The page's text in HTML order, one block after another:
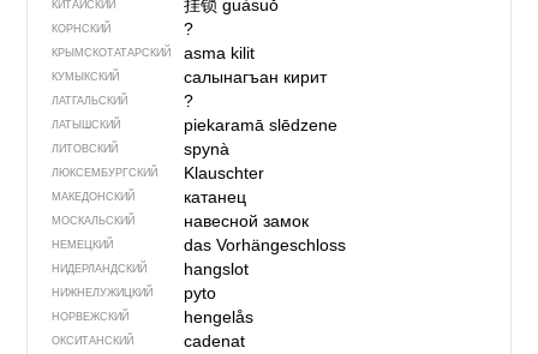
КИТАЙСКИЙ 挂锁guàsuǒ
КОРНСКИЙ ?
КРЫМСКО­ТАТАРСКИЙ asma kilit
КУМЫКСКИЙ салынагъан кирит
ЛАТГАЛЬСКИЙ ?
ЛАТЫШСКИЙ piekaramā slēdzene
ЛИТОВСКИЙ spynà
ЛЮКСЕМБУРГСКИЙ Klauschter
МАКЕДОНСКИЙ катанец
МОСКАЛЬСКИЙ навесной замок
НЕМЕЦКИЙ das Vorhängeschloss
НИДЕРЛАНДСКИЙ hangslot
НИЖНЕЛУЖИЦКИЙ pyto
НОРВЕЖСКИЙ hengelås
ОКСИТАНСКИЙ cadenat